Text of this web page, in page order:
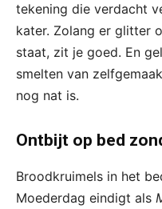
tekening die verdacht
kater. Zolang er glitter
staat, zit je goed. En
smelten van
nog nat is.
Ontbijt op bed
Broodkruimels in het
Moederdag eindigt als